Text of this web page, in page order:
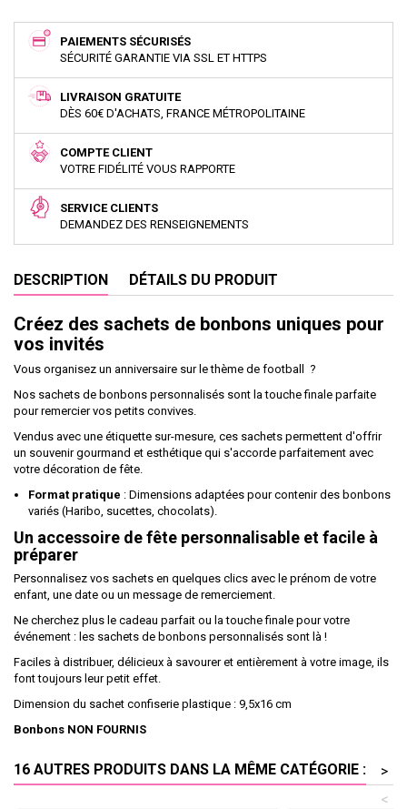
PAIEMENTS SÉCURISÉS
SÉCURITÉ GARANTIE VIA SSL ET HTTPS
LIVRAISON GRATUITE
DÈS 60€ D'ACHATS, FRANCE MÉTROPOLITAINE
COMPTE CLIENT
VOTRE FIDÉLITÉ VOUS RAPPORTE
SERVICE CLIENTS
DEMANDEZ DES RENSEIGNEMENTS
DESCRIPTION DÉTAILS DU PRODUIT
Créez des sachets de bonbons uniques pour
vos invités
Vous organisez un anniversaire sur le thème de football ?
Nos sachets de bonbons personnalisés sont la touche finale parfaite
pour remercier vos petits convives.
Vendus avec une étiquette sur-mesure, ces sachets permettent d'offrir
un souvenir gourmand et esthétique qui s'accorde parfaitement avec
votre décoration de fête.
Format pratique : Dimensions adaptées pour contenir des bonbons
variés (Haribo, sucettes, chocolats).
Un accessoire de fête personnalisable et facile à
préparer
Personnalisez vos sachets en quelques clics avec le prénom de votre
enfant, une date ou un message de remerciement.
Ne cherchez plus le cadeau parfait ou la touche finale pour votre
événement : les sachets de bonbons personnalisés sont là !
Faciles à distribuer, délicieux à savourer et entièrement à votre image, ils
font toujours leur petit effet.
Dimension du sachet confiserie plastique : 9,5x16 cm
Bonbons NON FOURNIS
16 AUTRES PRODUITS DANS LA MÊME CATÉGORIE :
>
<